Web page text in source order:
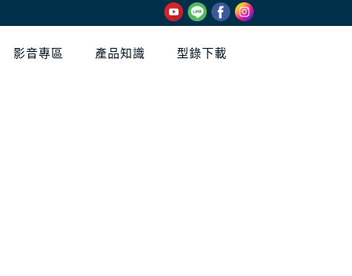
影音專區 產品知識 型錄下載